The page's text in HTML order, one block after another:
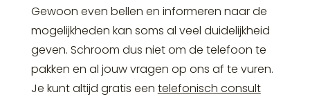
Gewoon even bellen en informeren naar de
mogelijkheden kan soms al veel duidelijkheid
geven. Schroom dus niet om de telefoon te
pakken en al jouw vragen op ons af te vuren.
Je kunt altijd gratis een telefonisch consult